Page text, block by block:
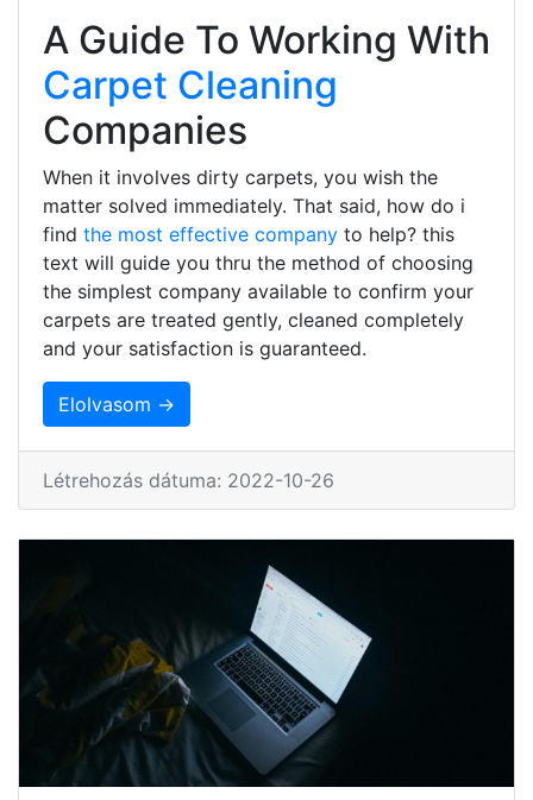
A Guide To Working With
Carpet Cleaning
Companies
When it involves dirty carpets, you wish the
matter solved immediately. That said, how do i
find the most effective company to help? this
text will guide you thru the method of choosing
the simplest company available to confirm your
carpets are treated gently, cleaned completely
and your satisfaction is guaranteed.
Elolvasom →
Létrehozás dátuma: 2022-10-26